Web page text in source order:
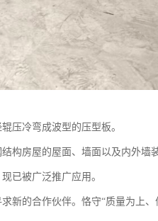
压冷弯成波型的压型板。
构房屋的屋面、墙面以及内外墙
已被广泛推广应用。
新的合作伙伴。恪守“质量为上